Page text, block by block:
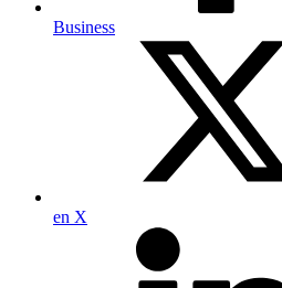
Business
en X